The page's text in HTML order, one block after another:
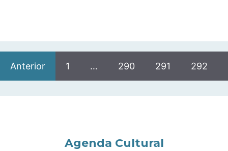
Anterior 1 … 290 291 292
Agenda Cultural